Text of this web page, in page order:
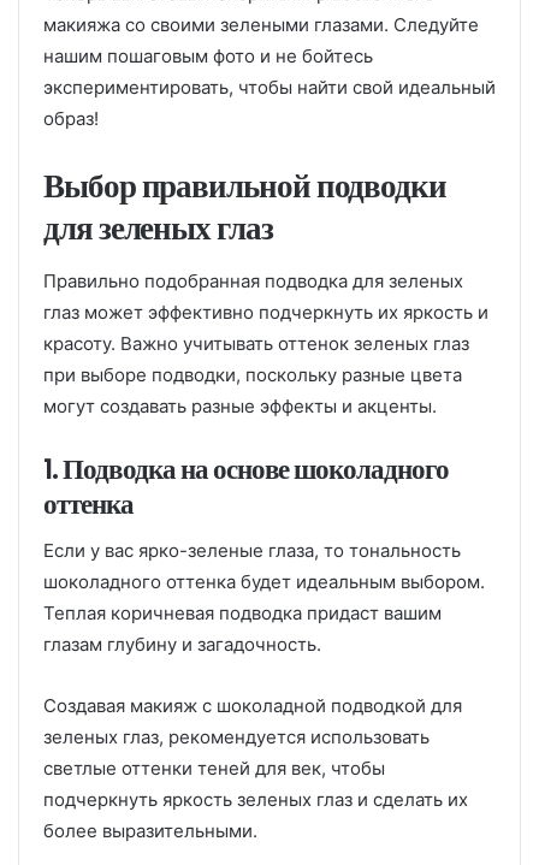
макияжа со своими зелеными глазами. Следуйте
нашим пошаговым фото и не бойтесь
экспериментировать, чтобы найти свой идеальный
образ!
Выбор правильной подводки
для зеленых глаз
Правильно подобранная подводка для зеленых
глаз может эффективно подчеркнуть их яркость и
красоту. Важно учитывать оттенок зеленых глаз
при выборе подводки, поскольку разные цвета
могут создавать разные эффекты и акценты.
1. Подводка на основе шоколадного
оттенка
Если у вас ярко-зеленые глаза, то тональность
шоколадного оттенка будет идеальным выбором.
Теплая коричневая подводка придаст вашим
глазам глубину и загадочность.
Создавая макияж с шоколадной подводкой для
зеленых глаз, рекомендуется использовать
светлые оттенки теней для век, чтобы
подчеркнуть яркость зеленых глаз и сделать их
более выразительными.